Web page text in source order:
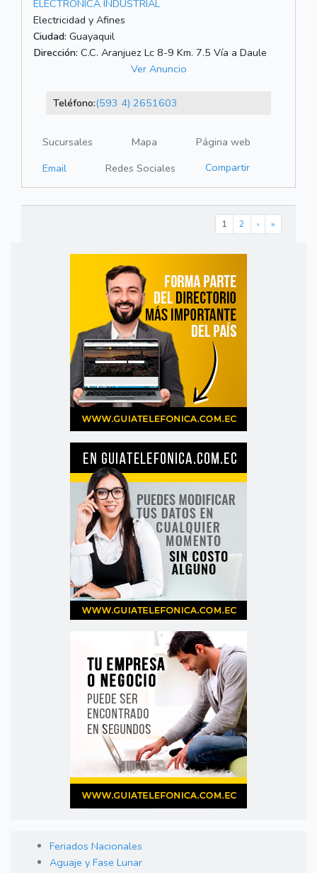
ELECTRONICA INDUSTRIAL
Electricidad y Afines
Ciudad: Guayaquil
Dirección: C.C. Aranjuez Lc 8-9 Km. 7.5 Vía a Daule
Ver Anuncio
Teléfono:(593 4) 2651603
Sucursales Mapa
Página web
Email
Redes Sociales Compartir
1 2 › »
Feriados Nacionales
Aguaje y Fase Lunar